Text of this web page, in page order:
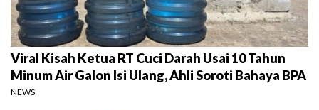
Viral Kisah Ketua RT Cuci Darah Usai 10 Tahun
Minum Air Galon Isi Ulang, Ahli Soroti Bahaya BPA
NEWS